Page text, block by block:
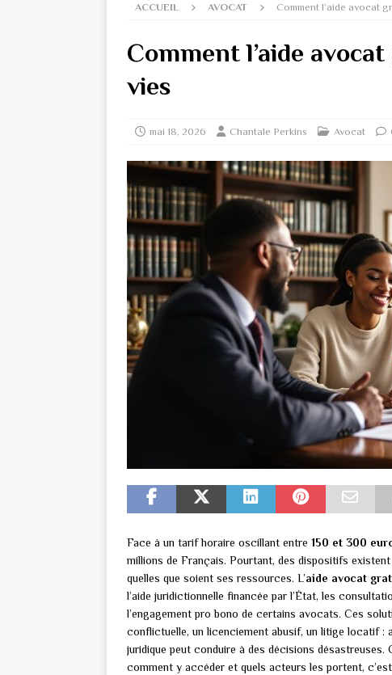
ACCUEIL AVOCAT Comment l’aide avocat
Comment l’aide
vies
mai 18, 2026 Chantale Perkins Avocat
Face à un tarif horaire oscillant entre 150 et 300
millions de Français. Pourtant, des dispositifs
quelles que soient ses ressources. L’aide avocat
l’aide juridictionnelle financée par l’État, les
l’engagement pro bono de certains avocats. Ces
conflictuelle, un licenciement abusif, un litige locatif :
juridique peut conduire à des décisions
comment y accéder et quels acteurs les portent,